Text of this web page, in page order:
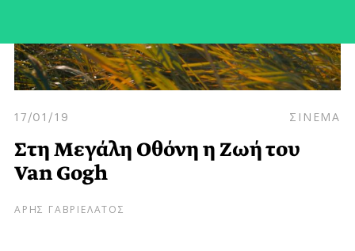
17/01/19 ΣΙΝΕΜΑ
Στη Μεγάλη Οθόνη η Ζωή του
Van Gogh
ΑΡΗΣ ΓΑΒΡΙΕΛΑΤΟΣ